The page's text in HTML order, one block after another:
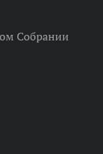
Собрании